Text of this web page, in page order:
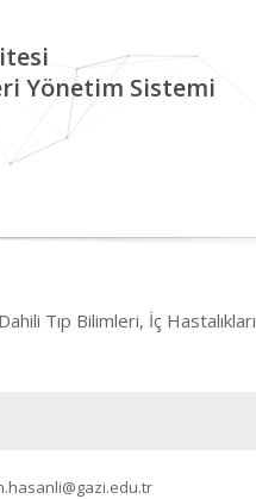
Yönetim Sistemi
Tıp Bilimleri, İç Hastalıkları